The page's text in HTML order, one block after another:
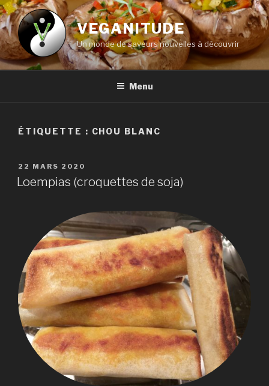
Aller
au
contenu
principal
VEGANITUDE
Un monde de saveurs nouvelles à découvrir
Menu
ÉTIQUETTE : CHOU BLANC
PUBLIÉ
LE
22 MARS 2020
Loempias (croquettes de soja)